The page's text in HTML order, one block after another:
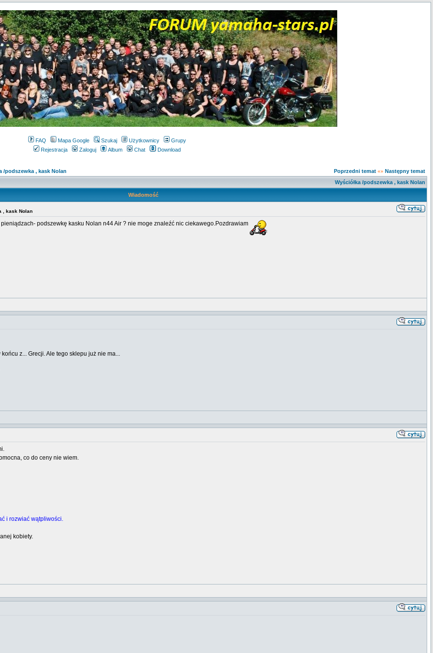
FAQ Mapa Google Szukaj Użytkownicy
Grupy
Rejestracja
Zaloguj Album Chat Download
/podszewka , kask Nolan Poprzedni temat «» Następny temat
Wyściółka /podszewka , kask Nolan
Wiadomość
, kask Nolan
podszewkę kasku Nolan n44 Air ? nie moge znaleźć nic ciekawego.Pozdrawiam
z... Grecji. Ale tego sklepu już nie ma...
co do ceny nie wiem.
i rozwiać wątpliwości.
kobiety.